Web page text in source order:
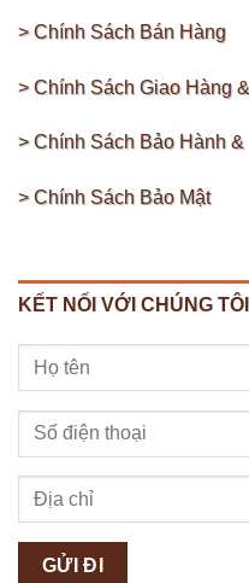
> Chính Sách Bán Hàng
> Chính Sách Giao Hàng
> Chính Sách Bảo Hành &
> Chính Sách Bảo Mật
KẾT NỐI VỚI CHÚNG TÔI